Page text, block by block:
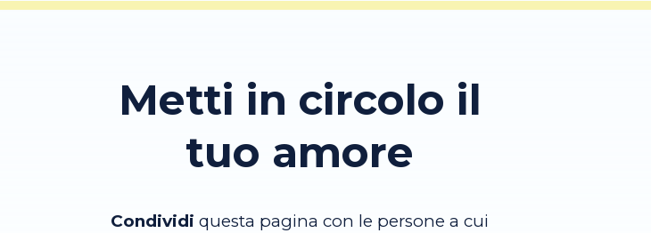
Metti in circolo il
tuo amore
Condividi questa pagina con le persone a cui